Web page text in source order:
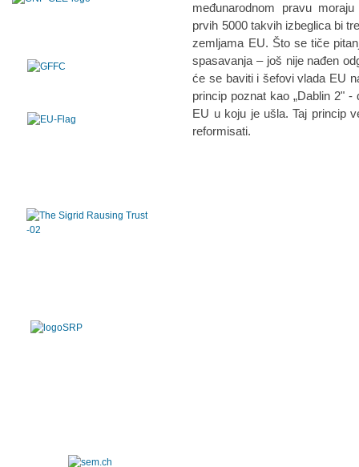
međunarodnom pravu
prvih 5000 takvih izbeglica bi
zemljama EU. Što se tiče
spasavanja – još nije nađen
će se baviti i šefovi vlada EU
princip poznat kao „Dablin 2"
EU u koju je ušla. Taj princip
reformisati.